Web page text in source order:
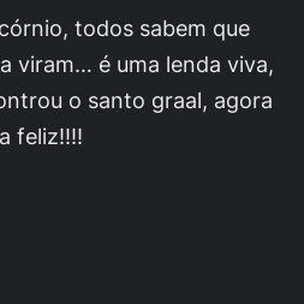
todos sabem que
viram… é uma lenda viva,
o santo graal, agora
feliz!!!!